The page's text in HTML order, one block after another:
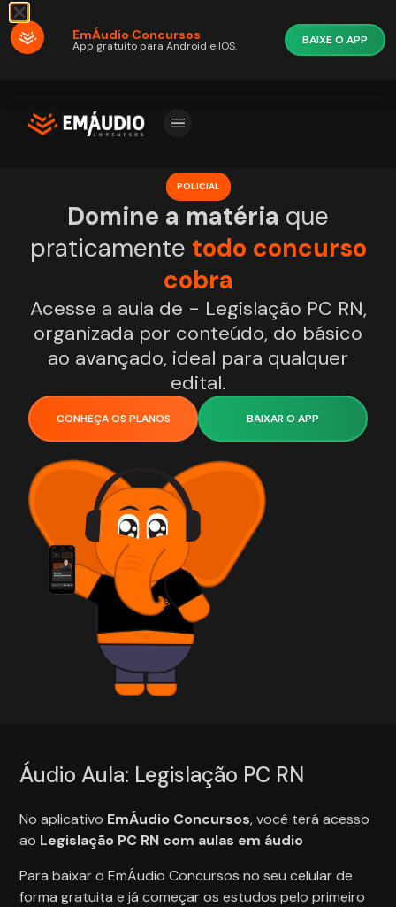
POLICIAL
Domine a matéria que
praticamente todo concurso
cobra
Acesse a aula de - Legislação PC RN,
organizada por conteúdo, do básico
ao avançado, ideal para qualquer
edital.
CONHEÇA OS PLANOS BAIXAR O APP
Áudio Aula: Legislação PC RN
No aplicativo EmÁudio Concursos, você terá acesso
ao Legislação PC RN com aulas em áudio
Para baixar o EmÁudio Concursos no seu celular de
forma gratuita e já começar os estudos pelo primeiro
EmÁudio Concursos
App gratuito para Android e IOS. BAIXE O APP